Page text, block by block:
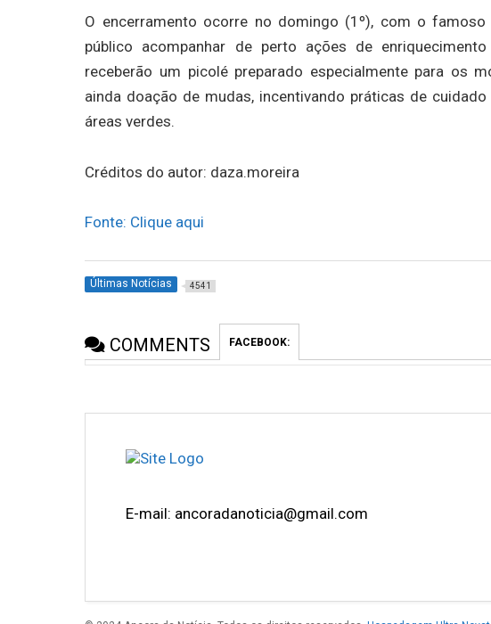
O encerramento ocorre no domingo (1º), com o
público acompanhar de perto ações de
receberão um picolé preparado especialmente para os
ainda doação de mudas, incentivando práticas de
áreas verdes.
Créditos do autor: daza.moreira
Fonte: Clique aqui
Últimas Notícias 4541
COMMENTS FACEBOOK:
E-mail: ancoradanoticia@gmail.com